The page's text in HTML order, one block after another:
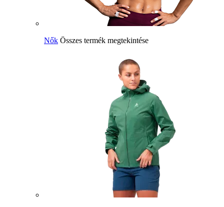
Nők Összes termék megtekintése